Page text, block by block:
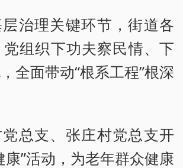
治理关键环节，街道各
组织下功夫察民情、下
全面带动“根系工程”根深
总支、张庄村党总支开
康”活动，为老年群众健康